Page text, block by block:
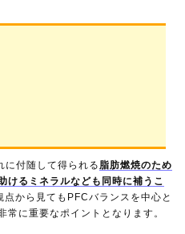
に付随して得られる 脂肪燃焼のため
けるミネラルなども同時に補うこ
から見てもPFCバランスを中心と
常に重要なポイントとなります。